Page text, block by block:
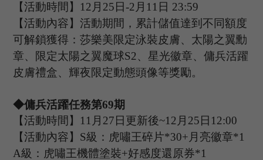
【活動時間】 12 月 25日-2 月 11 日 23:59
【活動內容】活動期間，累計儲值達到不同額度
可解鎖獲得：莎樂美限定泳裝皮膚、太陽之翼勳
章、限定太陽之翼魔球S2、星光徽章、傭兵活躍
皮膚禮盒、 輝夜限定動態頭像等獎勵。
◆傭兵活躍任務第69期
【活動時間】 11 月 27日更新後~12 月 25日 12:00
【活動內容】 S級：虎嘯王碎片*30+月亮徽章*1
A級：虎嘯王機體塗裝+好感度還原券*1